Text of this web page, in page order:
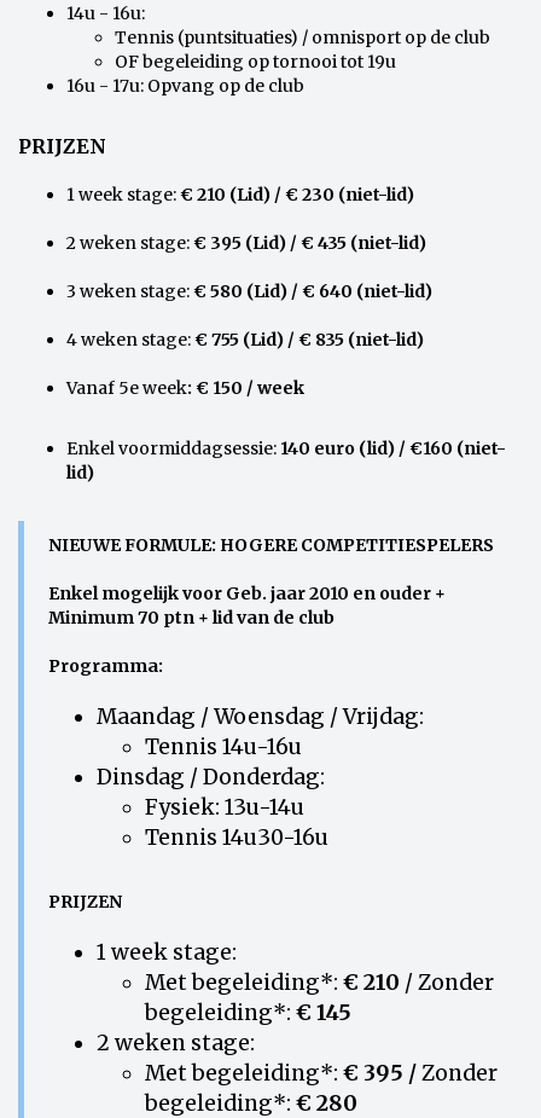
14u - 16u:
Tennis (puntsituaties) / omnisport op de club
OF begeleiding op tornooi tot 19u
16u - 17u: Opvang op de club
PRIJZEN
1 week stage:€ 210 (Lid) / € 230 (niet-lid)
2 weken stage:€ 395 (Lid) / € 435 (niet-lid)
3 weken stage:€ 580 (Lid) / € 640 (niet-lid)
4 weken stage:€ 755 (Lid) / € 835 (niet-lid)
Vanaf 5e week: € 150 / week
Enkel voormiddagsessie: 140 euro (lid) / €160 (niet-
lid)
NIEUWE FORMULE: HOGERE COMPETITIESPELERS
Enkel mogelijk voor Geb. jaar 2010 en ouder +
Minimum 70 ptn + lid van de club
Programma:
Maandag / Woensdag / Vrijdag:
Tennis 14u-16u
Dinsdag / Donderdag:
Fysiek: 13u-14u
Tennis 14u30-16u
PRIJZEN
1 week stage:
Met begeleiding*: € 210 / Zonder
begeleiding*: € 145
2 weken stage:
Met begeleiding*: € 395 /Zonder
begeleiding*: € 280